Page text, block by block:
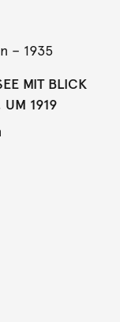
– 1935
MIT BLICK
UM 1919